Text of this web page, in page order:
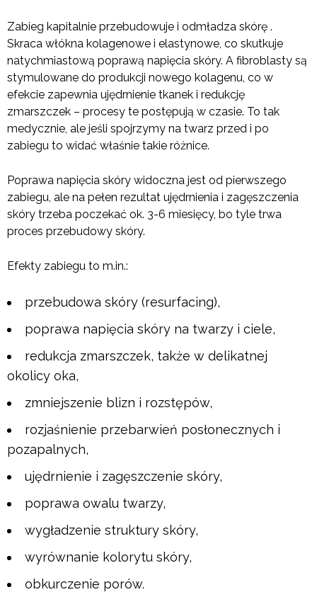
Zabieg kapitalnie przebudowuje i odmładza skórę .
Skraca włókna kolagenowe i elastynowe, co skutkuje
natychmiastową poprawą napięcia skóry. A fibroblasty są
stymulowane do produkcji nowego kolagenu, co w
efekcie zapewnia ujędrnienie tkanek i redukcję
zmarszczek – procesy te postępują w czasie. To tak
medycznie, ale jeśli spojrzymy na twarz przed i po
zabiegu to widać właśnie takie różnice.
Poprawa napięcia skóry widoczna jest od pierwszego
zabiegu, ale na pełen rezultat ujędrnienia i zagęszczenia
skóry trzeba poczekać ok. 3-6 miesięcy, bo tyle trwa
proces przebudowy skóry.
Efekty zabiegu to m.in.:
przebudowa skóry (resurfacing),
poprawa napięcia skóry na twarzy i ciele,
redukcja zmarszczek, także w delikatnej
okolicy oka,
zmniejszenie blizn i rozstępów,
rozjaśnienie przebarwień posłonecznych i
pozapalnych,
ujędrnienie i zagęszczenie skóry,
poprawa owalu twarzy,
wygładzenie struktury skóry,
wyrównanie kolorytu skóry,
obkurczenie porów.